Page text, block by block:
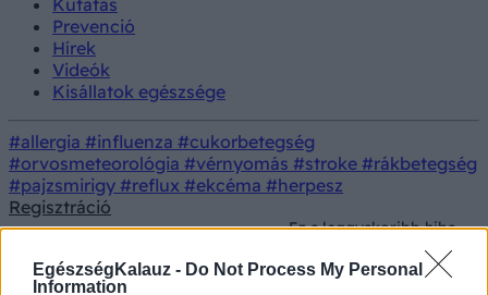
EgészségKalauz - Do Not Process My Personal
Information
Prevenció
Hírek
Videók
Kisállatok egészsége
#allergia #influenza #cukorbetegség
#orvosmeteorológia #vérnyomás #stroke #rákbetegség
#pajzsmirigy #reflux #ekcéma #herpesz
Regisztráció
Ez a leggyakoribb hiba
veséi fizetnek meg